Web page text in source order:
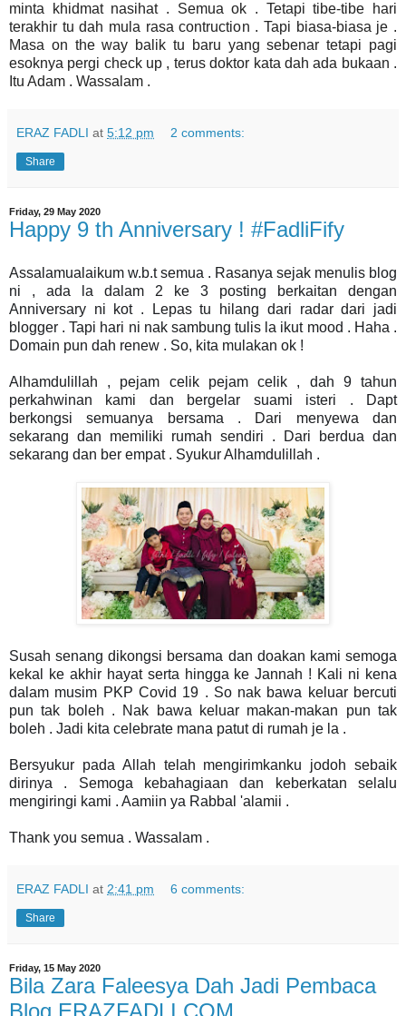
minta khidmat nasihat . Semua ok . Tetapi tibe-tibe hari
terakhir tu dah mula rasa contruction . Tapi biasa-biasa je .
Masa on the way balik tu baru yang sebenar tetapi pagi
esoknya pergi check up , terus doktor kata dah ada bukaan .
Itu Adam . Wassalam .
ERAZ FADLI at 5:12 pm 2 comments:
Share
Friday, 29 May 2020
Happy 9 th Anniversary ! #FadliFify
Assalamualaikum w.b.t semua . Rasanya sejak menulis blog
ni , ada la dalam 2 ke 3 posting berkaitan dengan
Anniversary ni kot . Lepas tu hilang dari radar dari jadi
blogger . Tapi hari ni nak sambung tulis la ikut mood . Haha .
Domain pun dah renew . So, kita mulakan ok !
Alhamdulillah , pejam celik pejam celik , dah 9 tahun
perkahwinan kami dan bergelar suami isteri . Dapt
berkongsi semuanya bersama . Dari menyewa dan
sekarang dan memiliki rumah sendiri . Dari berdua dan
sekarang dan ber empat . Syukur Alhamdulillah .
Susah senang dikongsi bersama dan doakan kami semoga
kekal ke akhir hayat serta hingga ke Jannah ! Kali ni kena
dalam musim PKP Covid 19 . So nak bawa keluar bercuti
pun tak boleh . Nak bawa keluar makan-makan pun tak
boleh . Jadi kita celebrate mana patut di rumah je la .
Bersyukur pada Allah telah mengirimkanku jodoh sebaik
dirinya . Semoga kebahagiaan dan keberkatan selalu
mengiringi kami . Aamiin ya Rabbal 'alamii .
Thank you semua . Wassalam .
ERAZ FADLI at 2:41 pm 6 comments:
Share
Friday, 15 May 2020
Bila Zara Faleesya Dah Jadi Pembaca
Blog ERAZFADLI.COM